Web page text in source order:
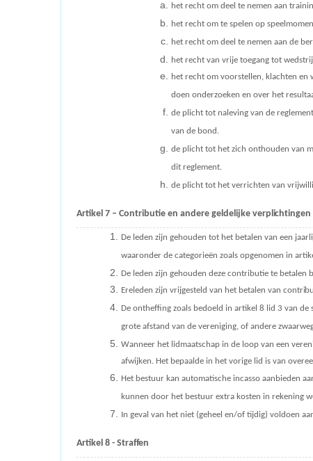
het recht om deel te nemen aan
het recht om te spelen op
het recht om deel te nemen aan de
het recht van vrije toegang tot
het recht om voorstellen, klachten en
doen onderzoeken en over het
de plicht tot naleving van de
van de bond.
de plicht tot het zich onthouden van
dit reglement.
de plicht tot het verrichten van
Artikel 7 – Contributie en andere geldelijkeverplichtingen
De leden zijn gehouden tot het betalen van een
waaronder de categorieën zoals opgenomen in
De leden zijn gehouden deze contributie te
Ereleden zijn vrijgesteld van het betalen van
De ontheffing zoals bedoeld in artikel 8 lid 3 van
grote afstand van de vereniging, of andere
Wanneer het lidmaatschap in de loop van een
afwijken. Het bepaalde in het vorige lid is van
Het bestuur kan automatische incasso aanbieden
kunnen door het bestuur extra kosten in rekening
In geval van het niet (geheel en/of tijdig) voldoen
Artikel 8 -Straffen